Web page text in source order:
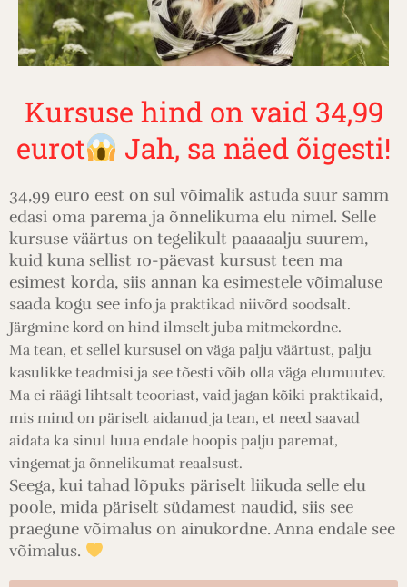
Kursuse hind on vaid 34,99
eurot
Jah, sa näed õigesti!
34,99 euro eest on sul võimalik astuda suur samm
edasi oma parema ja õnnelikuma elu nimel. Selle
kursuse väärtus on tegelikult paaaaalju suurem,
kuid kuna sellist 10-päevast kursust teen ma
esimest korda, siis annan ka esimestele võimaluse
saada kogu see info ja praktikad niivõrd soodsalt.
Järgmine kord on hind ilmselt juba mitmekordne.
Ma tean, et sellel kursusel on väga palju väärtust, palju
kasulikke teadmisi ja see tõesti võib olla väga elumuutev.
Ma ei räägi lihtsalt teooriast, vaid jagan kõiki praktikaid,
mis mind on päriselt aidanud ja tean, et need saavad
aidata ka sinul luua endale hoopis palju paremat,
vingemat ja õnnelikumat reaalsust.
Seega, kui tahad lõpuks päriselt liikuda selle elu
poole, mida päriselt südamest naudid, siis see
praegune võimalus on ainukordne. Anna endale see
võimalus.